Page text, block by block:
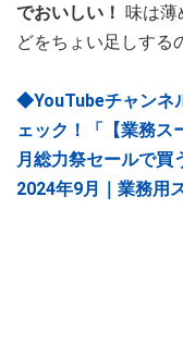
でおいしい！ 味は薄
どをちょい足しする
◆YouTubeチャンネ
ェック！「【業務ス
月総力祭セールで買
2024年9月｜業務用